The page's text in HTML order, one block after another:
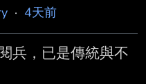
· 4天前
兵，已是傳統與不